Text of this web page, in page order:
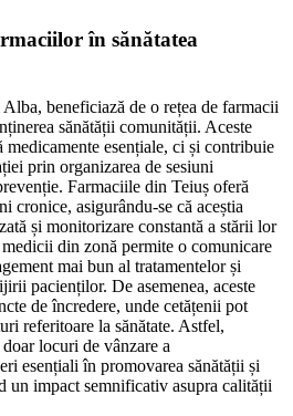
în sănătatea
beneficiază de o rețea de farmacii
sănătății comunității. Aceste
esențiale, ci și contribuie
prin organizarea de sesiuni
Farmaciile din Teiuș oferă
cronice, asigurându-se că aceștia
și monitorizare constantă a stării lor
din zonă permite o comunicare
mai bun al tratamentelor și
pacienților. De asemenea, aceste
de încredere, unde cetățenii pot
referitoare la sănătate. Astfel,
locuri de vânzare a
esențiali în promovarea sănătății și
un impact semnificativ asupra calității